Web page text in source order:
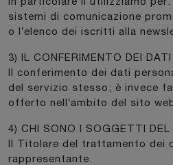
sistemi di comunicazione
o l’elenco dei iscritti alla
3) IL CONFERIMENTO DEI
Il conferimento dei dati
del servizio stesso; è invece
offerto nell’ambito del sito
4) CHI SONO I SOGGETTI DEL
Il Titolare del trattamento dei
rappresentante.